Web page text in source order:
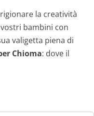
la creatività
bambini con
valigetta piena di
Chioma: dove il